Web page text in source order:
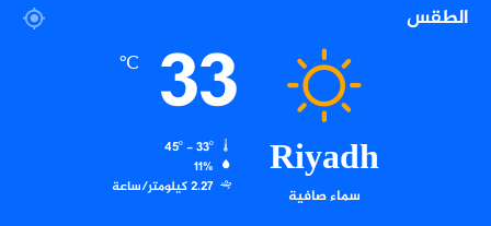
عالطقس
Riyadh
سماء صافية
33
℃
11%
2.27 كيلومتر/ساعة